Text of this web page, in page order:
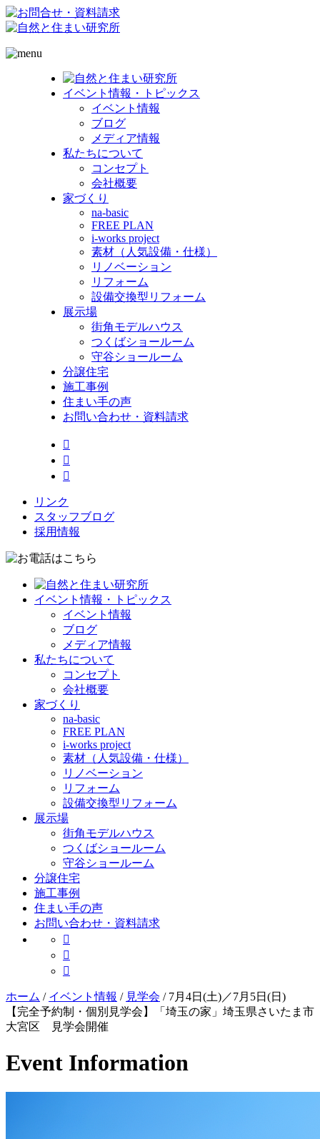
イベント情報・トピックス
イベント情報
ブログ
メディア情報
私たちについて
コンセプト
会社概要
家づくり
na-basic
FREE PLAN
i-works project
素材（人気設備・仕様）
リノベーション
リフォーム
設備交換型リフォーム
展示場
街角モデルハウス
つくばショールーム
守谷ショールーム
分譲住宅
施工事例
住まい手の声
お問い合わせ・資料請求



リンク
スタッフブログ
採用情報
イベント情報・トピックス
イベント情報
ブログ
メディア情報
私たちについて
コンセプト
会社概要
家づくり
na-basic
FREE PLAN
i-works project
素材（人気設備・仕様）
リノベーション
リフォーム
設備交換型リフォーム
展示場
街角モデルハウス
つくばショールーム
守谷ショールーム
分譲住宅
施工事例
住まい手の声
お問い合わせ・資料請求



ホーム / イベント情報 / 見学会 / 7月4日(土)／7月5日(日)
【完全予約制・個別見学会】「埼玉の家」埼玉県さいたま市
大宮区 見学会開催
Event Information